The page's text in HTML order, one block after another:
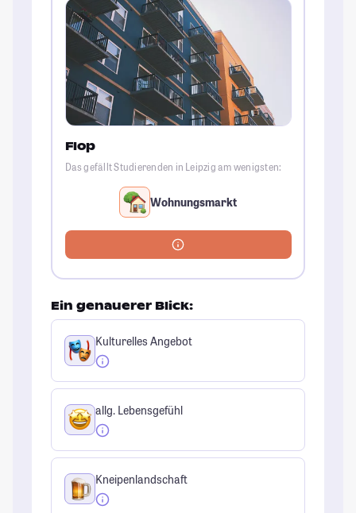
Flop
Das gefällt Studierenden in Leipzig am wenigsten:
Wohnungsmarkt
Ein genauerer Blick:
Kulturelles Angebot
allg. Lebensgefühl
Kneipenlandschaft